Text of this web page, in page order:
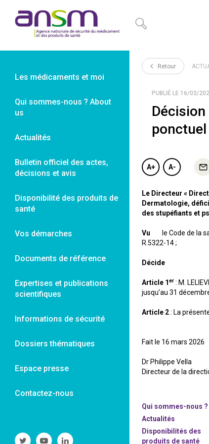
Les médicaments et moi
Qui sommes-nous ? About
us
Actualités
Bulletin officiel des actes,
décisions et avis
Disponibilité des produits de
santé
Vos démarches
Documents de référence
Expertises et publications
scientifiques
Informations de sécurité
Dossiers thématiques
Espace presse
Contactez-nous
SuivreSuivreSuivre
Retour
PUBLIÉ LE 16/03/
ponctuel
A+ A-
Le Directeur «
Dermatologie,
des stupéfiants et
Vu le Code de la
R.5322-14 ;
Décide
Article 1er : M.
jusqu’au 31
Article 2: La
Fait le 16 mars 2026
Dr Philippe Vella
Directeur de la
Qui sommes-nous ?
Actualités
Disponibilités des
produits de santé